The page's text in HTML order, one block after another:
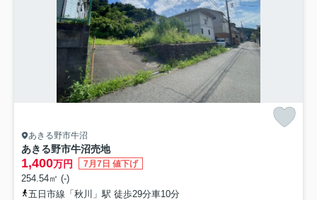
あきる野市牛沼
あきる野市牛沼売地
1,400万円 7月7日 値下げ
254.54㎡ (-)
五日市線「秋川」駅 徒歩29分車10分